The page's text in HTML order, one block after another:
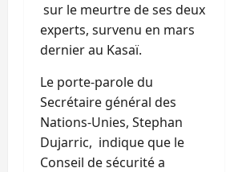
sur le meurtre de ses deux
experts, survenu en mars
dernier au Kasaï.
Le porte-parole du
Secrétaire général des
Nations-Unies, Stephan
Dujarric, indique que le
Conseil de sécurité a